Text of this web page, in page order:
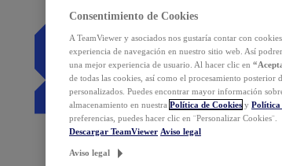
Consentimiento de Cookies
A TeamViewer y asociados nos gustaría contar con
experiencia de navegación en nuestro sitio web. Así
una mejor experiencia de usuario. Al hacer clic en
de todas las cookies, así como el procesamiento
personalizados. Puedes encontrar mayor información
almacenamiento en nuestra Política de Cookies y Política
preferencias, puedes hacer clic en ¨Personalizar Cookies¨.
Descargar TeamViewer Aviso legal
Aviso legal